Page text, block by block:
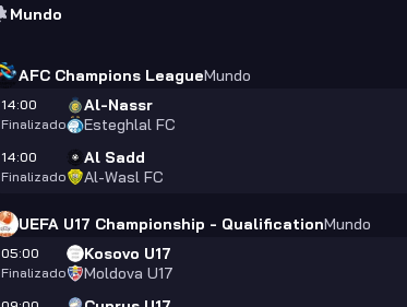
Mundo
AFC Champions LeagueMundo
14:00
Finalizado
Al-Nassr
Esteghlal FC
14:00
Finalizado
Al Sadd
Al-Wasl FC
UEFA U17 Championship - QualificationMundo
05:00
Finalizado
Kosovo U17
Moldova U17